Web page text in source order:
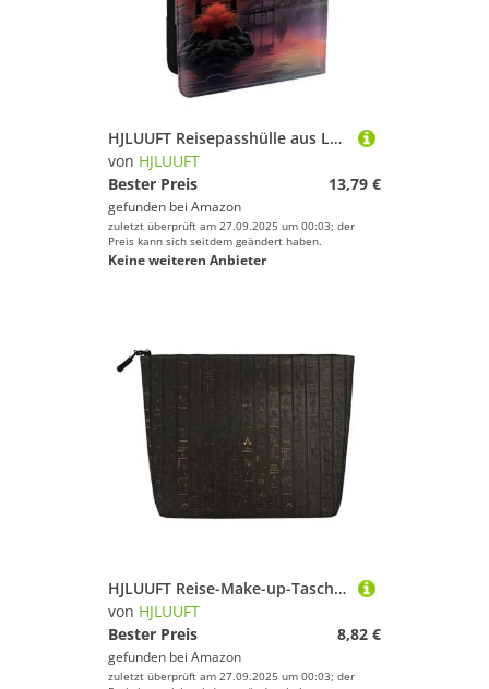
HJLUUFT Reisepasshülle aus Leder mit japanischem Fuji-Landschaftsdruck, Reisepasshülle mit Kreditkartenfach für Damen, Herren, Familienausweis, Reisen, Schwarz , Einheitsgröße
von HJLUUFT
Bester Preis
13,79 €
gefunden bei Amazon
zuletzt überprüft am 27.09.2025 um 00:03; der
Preis kann sich seitdem geändert haben.
Keine weiteren Anbieter
HJLUUFT Reise-Make-up-Tasche mit antikem ägyptischem Hieroglyphen-Druck, Kosmetik-Organizer, große Kapazität, Make-up-Tasche, Kulturbeutel für Damen, Schwarz, Einheitsgröße
von HJLUUFT
Bester Preis
8,82 €
gefunden bei Amazon
zuletzt überprüft am 27.09.2025 um 00:03; der